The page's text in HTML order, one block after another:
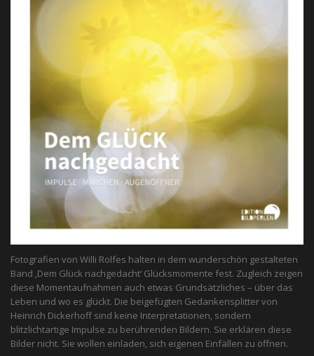
Fotografien von Willi Rolfes halten in dem wunderschön gestalteten
Band ‚Dem Glück nachgedacht‘ Glücksmomente fest. Zugleich zeigen
diese Momentaufnahmen auch etwas Grundsätzliches – über das
Leben und wo es glückt. Die beigefügten Gedankensplitter von
Heinrich Dickerhoff sind keine Interpretationen, sondern
blitzlichtartige Impulse zu berührenden Bildern. Sie erklären diese
Bilder nicht. Sie wollen einladen, sich eigenen Einfällen zu öffnen.